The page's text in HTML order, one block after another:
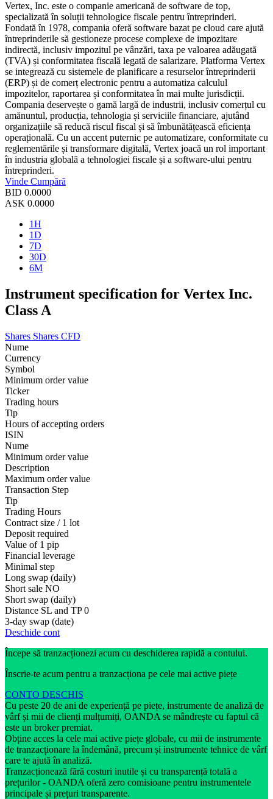
Vertex, Inc. este o companie americană de software de top,
specializată în soluții tehnologice fiscale pentru întreprinderi.
Fondată în 1978, compania oferă software bazat pe cloud care ajută
întreprinderile să gestioneze procese complexe de impozitare
indirectă, inclusiv impozitul pe vânzări, taxa pe valoarea adăugată
(TVA) și conformitatea fiscală legată de salarizare. Platforma Vertex
se integrează cu sistemele de planificare a resurselor întreprinderii
(ERP) și de comerț electronic pentru a automatiza calculul
impozitelor, raportarea și conformitatea în mai multe jurisdicții.
Compania deservește o gamă largă de industrii, inclusiv comerțul cu
amănuntul, producția, tehnologia și serviciile financiare, ajutând
organizațiile să reducă riscul fiscal și să îmbunătățească eficiența
operațională. Cu un accent puternic pe automatizare, conformitate cu
reglementările și transformare digitală, Vertex joacă un rol important
în industria globală a tehnologiei fiscale și a software-ului pentru
întreprinderi.
Vinde Cumpără
BID 0.0000
ASK 0.0000
1H
1D
7D
30D
6M
Instrument specification for Vertex Inc.
Class A
Shares Shares CFD
Nume
Currency
Symbol
Minimum order value
Ticker
Trading hours
Tip
Hours of accepting orders
ISIN
Nume
Minimum order value
Description
Maximum order value
Transaction Step
Tip
Trading Hours
Contract size / 1 lot
Deposit required
Value of 1 pip
Financial leverage
Minimal step
Long swap (daily)
Short sale NO
Short swap (daily)
Distance SL and TP 0
3-day swap (date)
Deschide cont
Începe să tranzacționezi acum cu deschiderea rapidă a contului.
Înscrie-te acum pentru a tranzacționa pe cele mai active piețe
CONTO DESCHIS
Cu peste 20 de ani de experiență pe piețe, instrumente de analiză de
vârf și mii de clienți mulțumiți, OANDA se mândrește cu faptul că
este un broker premiat.
Obține acces la cele mai active piețe globale, cu mii de instrumente
de tranzacționare la îndemână, precum și instrumente tehnice de vârf
care te ajută în analiză.
Tranzacționează fără costuri inutile și cu transparență totală a
prețurilor - OANDA oferă zero comisioane pentru instrumentele
principale și prețuri transparente.